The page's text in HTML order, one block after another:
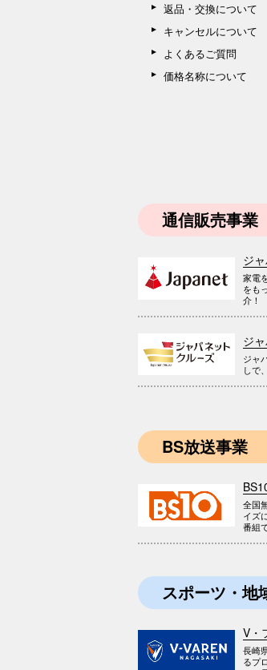
返品・交換について
キャンセルについて
よくあるご質問
価格名称について
通信販売事業
ジ
家電
をも
介！
ジ
ジャ
しで
BS放送事業
全国
イズ
番組
スポーツ・地
V・
長崎
るプ